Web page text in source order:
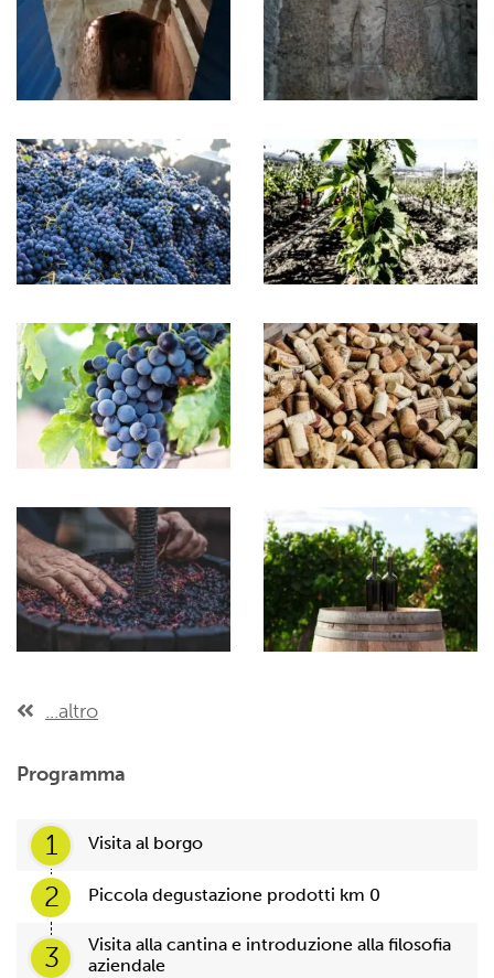
...altro
Programma
1 Visita al borgo
2 Piccola degustazione prodotti km 0
3
Visita alla cantina e introduzione alla filosofia
aziendale